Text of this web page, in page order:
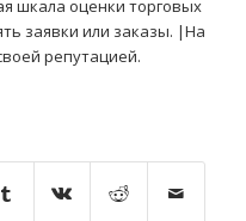
шкала оценки торговых
заявки или заказы. |На
репутацией.